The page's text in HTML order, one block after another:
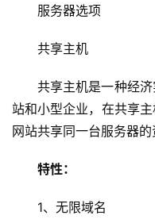
服务器选项
共享主机
共享主机是一种经
站和小型企业，在共享
网站共享同一台服务器的
特性：
1、无限域名